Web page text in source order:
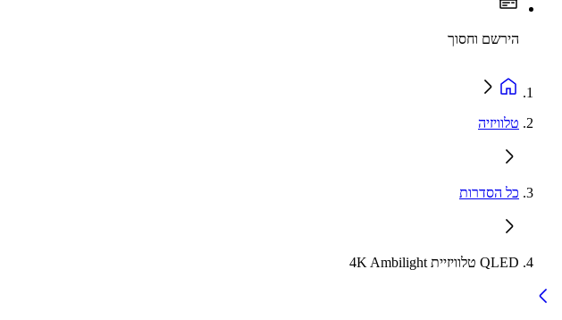
הירשם וחסוך
טלוויזיה
כל הסדרות
QLED טלוויזיית 4K Ambilight